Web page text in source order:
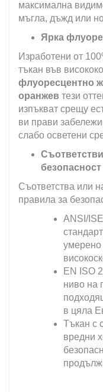
максимална
мъгла, дъжд или
Ярка
Изработени от
тъкан във
флуоресцентно
оранжев тези
изпъкват срещу
ви прави
слабо осветени
безопасност
Съответства или
правила за
ANSI/
умерено
EN ISO
ниво на
в цяла
Тъкан с
вредни